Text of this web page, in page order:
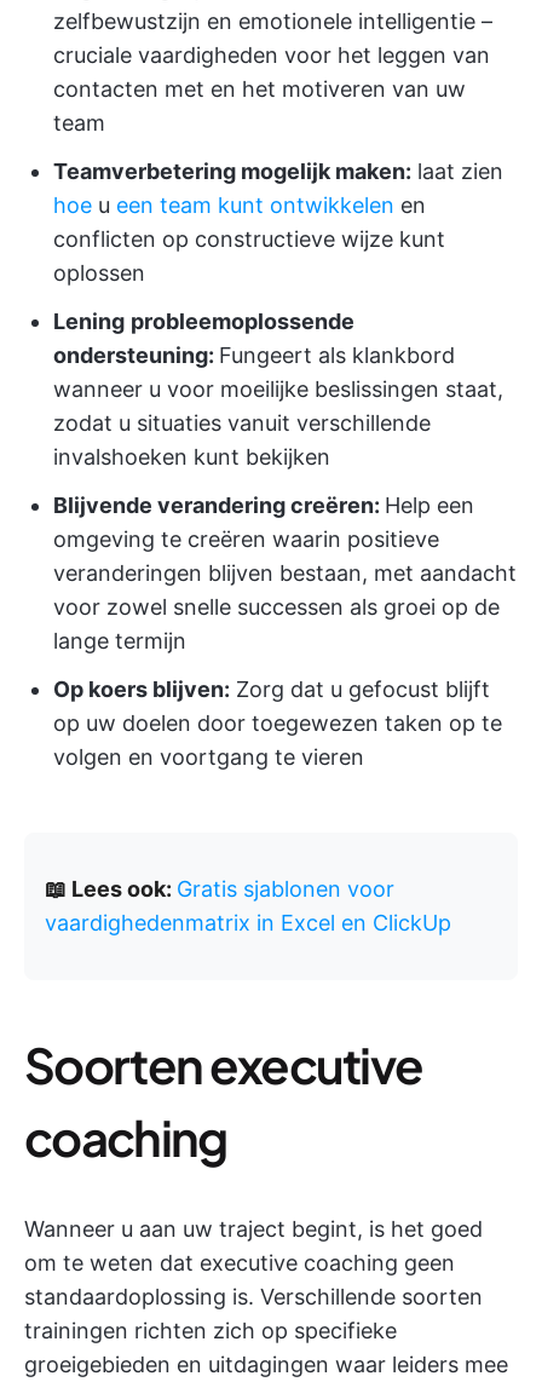
zelfbewustzijn en emotionele intelligentie –
cruciale vaardigheden voor het leggen van
contacten met en het motiveren van uw
team
Teamverbetering mogelijk maken: laat zien
hoe u een team kunt ontwikkelen en
conflicten op constructieve wijze kunt
oplossen
Lening probleemoplossende
ondersteuning: Fungeert als klankbord
wanneer u voor moeilijke beslissingen staat,
zodat u situaties vanuit verschillende
invalshoeken kunt bekijken
Blijvende verandering creëren: Help een
omgeving te creëren waarin positieve
veranderingen blijven bestaan, met aandacht
voor zowel snelle successen als groei op de
lange termijn
Op koers blijven: Zorg dat u gefocust blijft
op uw doelen door toegewezen taken op te
volgen en voortgang te vieren
📖 Lees ook: Gratis sjablonen voor
vaardighedenmatrix in Excel en ClickUp
Soorten executive
coaching
Wanneer u aan uw traject begint, is het goed
om te weten dat executive coaching geen
standaardoplossing is. Verschillende soorten
trainingen richten zich op specifieke
groeigebieden en uitdagingen waar leiders mee